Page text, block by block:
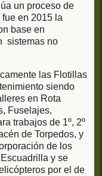
un proceso de
en 2015 la
base en
sistemas no
las Flotillas
siendo
en Rota
Fuselajes,
trabajos de 1º, 2º
de Torpedos, y
de los
y se
por el de